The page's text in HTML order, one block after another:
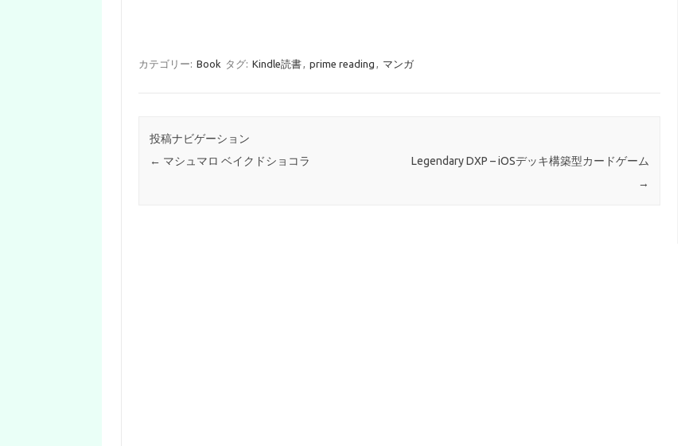
カテゴリー: Book タグ: Kindle読書, prime reading , マンガ
投稿ナビゲーション
← マシュマロ ベイクドショコラ
Legendary DXP – iOSデッキ構築型カードゲーム
→